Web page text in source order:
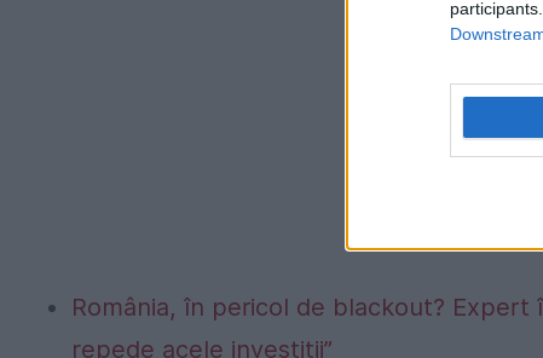
România, în pericol de blackout?
repede acele investiții”